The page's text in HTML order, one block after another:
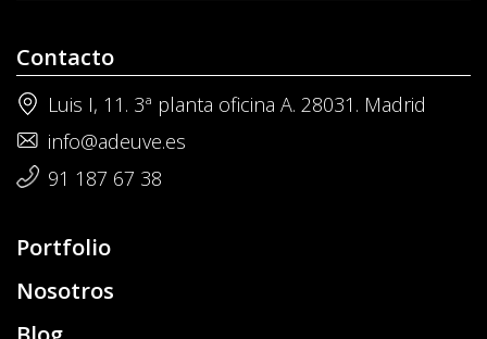
Contacto
Luis I, 11. 3ª planta oficina A. 28031. Madrid
info@adeuve.es
91 187 67 38
Portfolio
Nosotros